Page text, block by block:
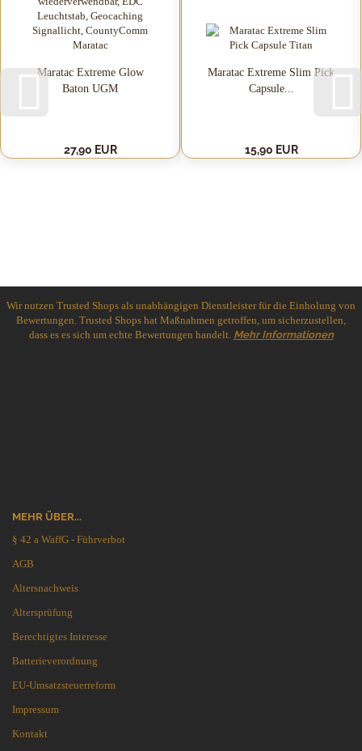
Maratac Extreme Glow
Baton UGM
27,90 EUR
Maratac Extreme Slim Pick
Capsule...
15,90 EUR
Wir nutzen Trusted Shops als unabhängigen Dienstleister für die Einholung von
Bewertungen. Trusted Shops hat Maßnahmen getroffen, um sicherzustellen,
dass es es sich um echte Bewertungen handelt. Mehr Informationen
MEHR ÜBER...
§ 42 a WaffG - Führverbot
AGB
Altersnachweis
Altersprüfung
Berechtigtes Interesse
Batterieverordnung
EU-Umsatzsteuerreform
Impressum
Kontakt